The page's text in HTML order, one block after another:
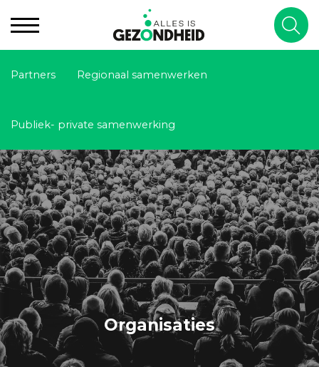
Partners Regionaal samenwerken
Publiek- private samenwerking
Organisaties